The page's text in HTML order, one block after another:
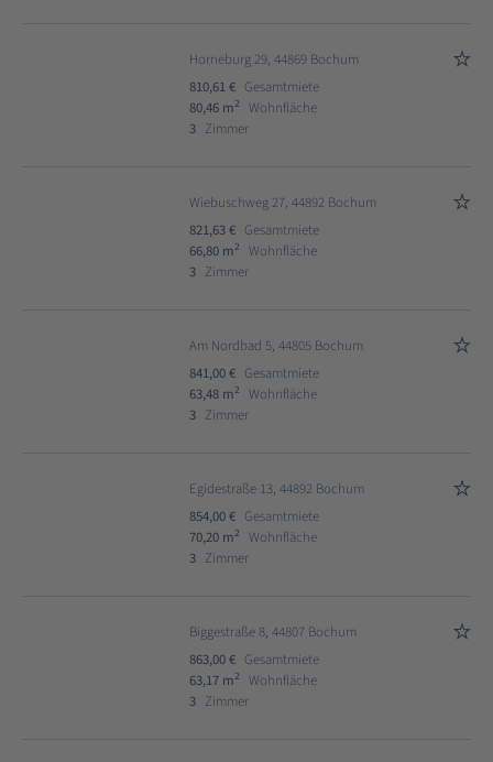
Horneburg 29, 44869 Bochum
810,61 € Gesamtmiete
80,46 m2
Wohnfläche
3 Zimmer
Wiebuschweg 27, 44892 Bochum
821,63 € Gesamtmiete
66,80 m2
Wohnfläche
3 Zimmer
Am Nordbad 5, 44805 Bochum
841,00 € Gesamtmiete
63,48 m2
Wohnfläche
3 Zimmer
Egidestraße 13, 44892 Bochum
854,00 € Gesamtmiete
70,20 m2
Wohnfläche
3 Zimmer
Biggestraße 8, 44807 Bochum
863,00 € Gesamtmiete
63,17 m2
Wohnfläche
3 Zimmer